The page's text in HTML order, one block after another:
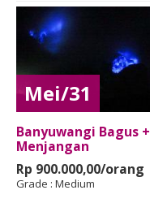
Mei/31
Banyuwangi Bagus +
Menjangan
Rp 900.000,00/orang
Grade : Medium